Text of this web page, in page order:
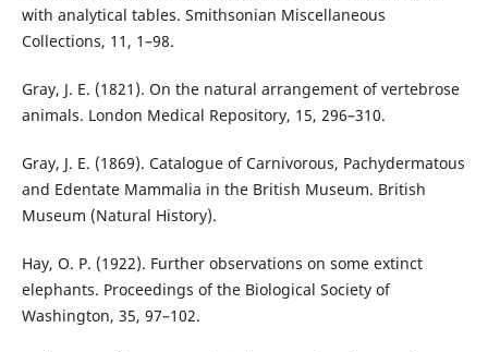
with analytical tables. Smithsonian Miscellaneous
Collections, 11, 1–98.
Gray, J. E. (1821). On the natural arrangement of vertebrose
animals. London Medical Repository, 15, 296–310.
Gray, J. E. (1869). Catalogue of Carnivorous, Pachydermatous
and Edentate Mammalia in the British Museum. British
Museum (Natural History).
Hay, O. P. (1922). Further observations on some extinct
elephants. Proceedings of the Biological Society of
Washington, 35, 97–102.